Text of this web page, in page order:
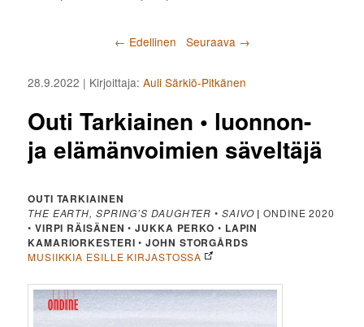
Artikkelien selaus
← Edellinen Seuraava →
Outi Tarkiainen • luonnon-
ja elämänvoimien säveltäjä
28.9.2022 | Kirjoittaja:Auli Särkiö-Pitkänen
OUTI TARKIAINEN
THE EARTH, SPRING’S DAUGHTER • SAIVO | ONDINE 2020
• VIRPI RÄISÄNEN •JUKKA PERKO • LAPIN
KAMARIORKESTERI •JOHN STORGÅRDS
MUSIIKKIA ESILLE KIRJASTOSSA